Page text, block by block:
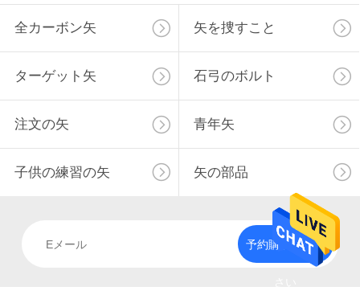
要
求
し
な
さ
い
全カーボン矢 矢を捜すこと
ターゲット矢 石弓のボルト
注文の矢 青年矢
子供の練習の矢 矢の部品
予約購読して下